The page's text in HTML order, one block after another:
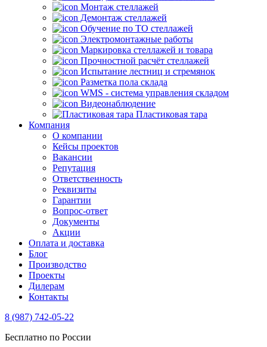
Монтаж стеллажей
Демонтаж стеллажей
Обучение по ТО стеллажей
Электромонтажные работы
Маркировка стеллажей и товара
Прочностной расчёт стеллажей
Испытание лестниц и стремянок
Разметка пола склада
WMS - система управления складом
Видеонаблюдение
Пластиковая тара
Компания
О компании
Кейсы проектов
Вакансии
Репутация
Ответственность
Реквизиты
Гарантии
Вопрос-ответ
Документы
Акции
Оплата и доставка
Блог
Производство
Проекты
Дилерам
Контакты
8 (987) 742-05-22
Бесплатно по России